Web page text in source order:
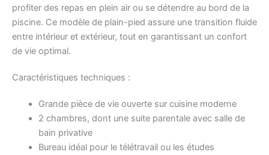
profiter des repas en plein air ou se détendre au bord de la
piscine. Ce modèle de plain-pied assure une transition fluide
entre intérieur et extérieur, tout en garantissant un confort
de vie optimal.
Caractéristiques techniques :
Grande pièce de vie ouverte sur cuisine moderne
2 chambres, dont une suite parentale avec salle de
bain privative
Bureau idéal pour le télétravail ou les études